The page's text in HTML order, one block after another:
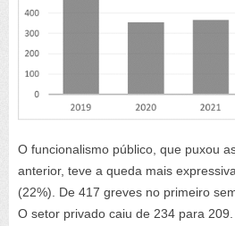
O funcionalismo público, que puxou
anterior, teve a queda mais
(22%). De 417 greves no primeiro
O setor privado caiu de 234 para